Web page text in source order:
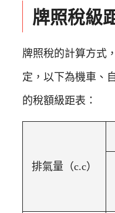
牌照稅級
牌照稅的計算方式
定，以下為機車、
的稅額級距表：
排氣量（c.c）